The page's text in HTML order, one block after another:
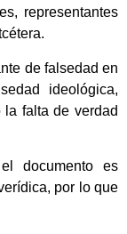
representantes
de falsedad en
ideológica,
falta de verdad
documento es
por lo que